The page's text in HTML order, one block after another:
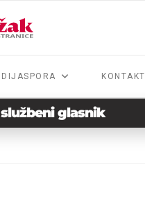
DIJASPORA KONTAKT
službeni glasnik